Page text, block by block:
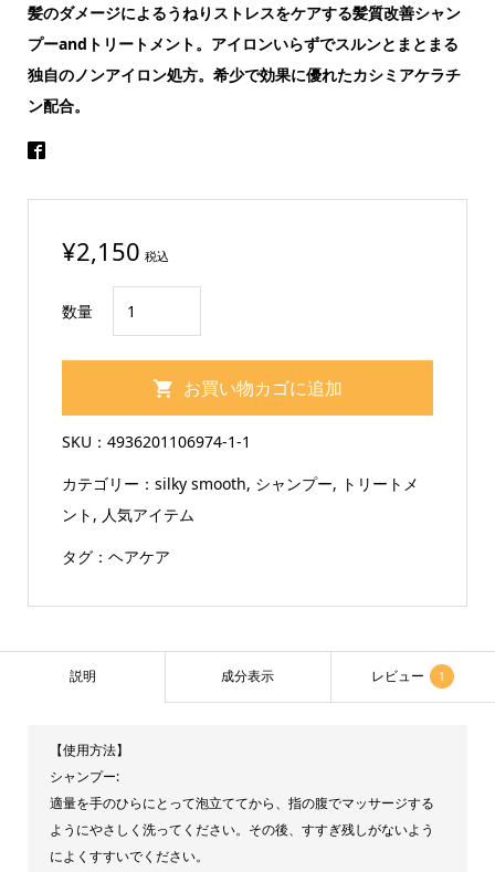
髪のダメージによるうねりストレスをケアする髪質改善シャン
プーandトリートメント。アイロンいらずでスルンとまとまる
独自のノンアイロン処方。希少で効果に優れたカシミアケラチ
ン配合。
¥2,150 税込
数量
ス
フ
シ
ル
キ
ー
ム
ン
プ
ー・
ト
お買い物カゴに追加
SKU： 4936201106974-1-1
カテゴリー： silky smooth, シャンプー, トリートメ
ント , 人気アイテム
タグ： ヘアケア
説明 成分表示 レビュー 1
【使用方法】
シャンプー:
適量を手のひらにとって泡立ててから、指の腹でマッサージする
ようにやさしく洗ってください。その後、すすぎ残しがないよう
によくすすいでください。